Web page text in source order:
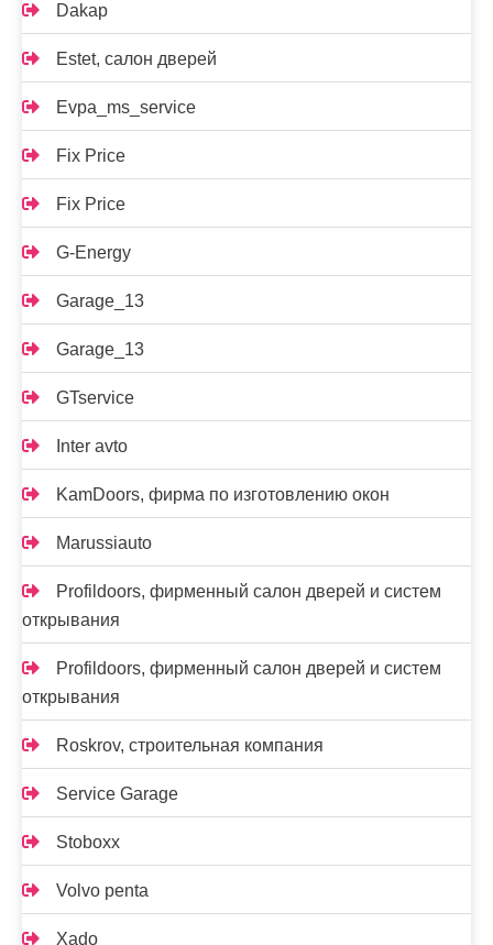
Dakap
Estet, салон дверей
Evpa_ms_service
Fix Price
Fix Price
G-Energy
Garage_13
Garage_13
GTservice
Inter avto
KamDoors, фирма по изготовлению окон
Marussiauto
Profildoors, фирменный салон дверей и систем
открывания
Profildoors, фирменный салон дверей и систем
открывания
Roskrov, строительная компания
Service Garage
Stoboxx
Volvo penta
Xado